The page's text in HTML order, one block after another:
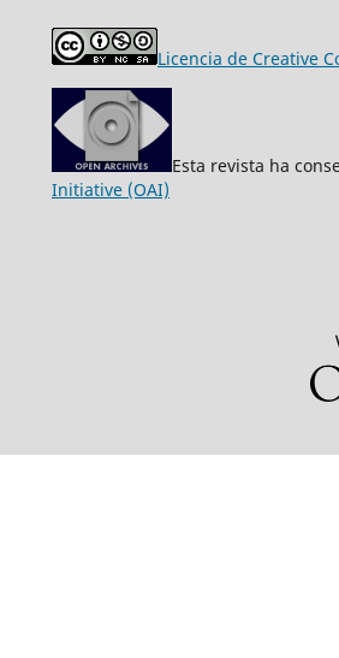
Licencia de Creative
Esta revista ha
Initiative (OAI)